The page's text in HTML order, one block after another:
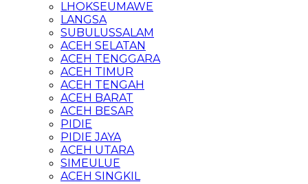
LHOKSEUMAWE
LANGSA
SUBULUSSALAM
ACEH SELATAN
ACEH TENGGARA
ACEH TIMUR
ACEH TENGAH
ACEH BARAT
ACEH BESAR
PIDIE
PIDIE JAYA
ACEH UTARA
SIMEULUE
ACEH SINGKIL